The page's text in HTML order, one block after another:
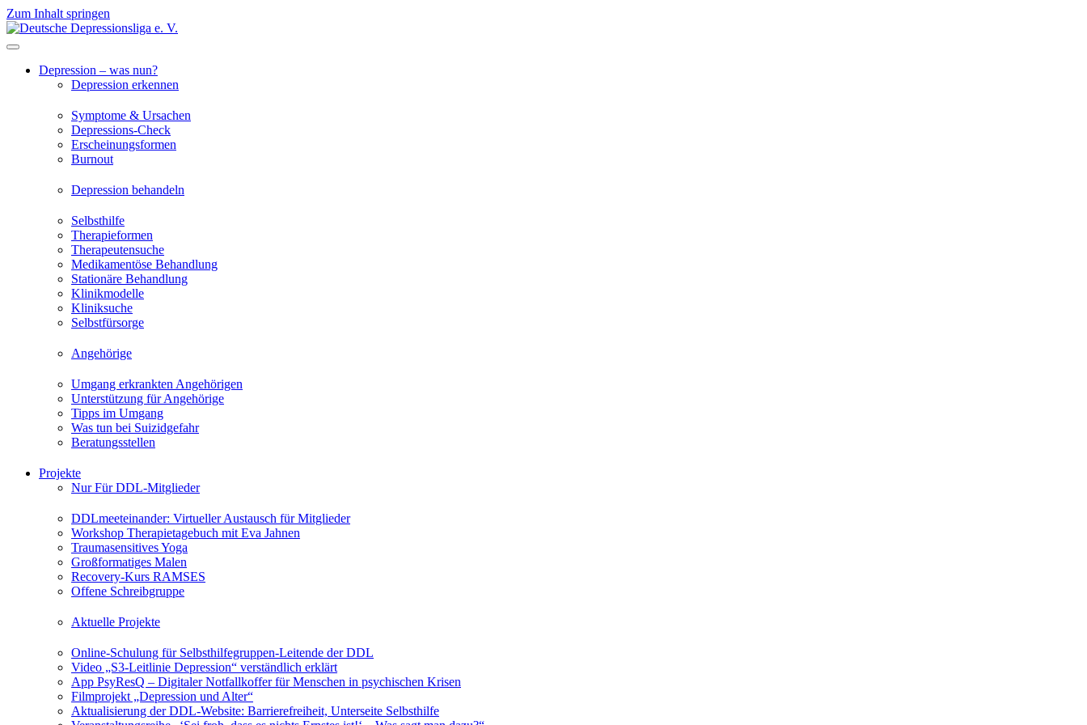
Zum Inhalt springen
Depression – was nun?
Depression erkennen
Symptome & Ursachen
Depressions-Check
Erscheinungsformen
Burnout
Depression behandeln
Selbsthilfe
Therapieformen
Therapeutensuche
Medikamentöse Behandlung
Stationäre Behandlung
Klinikmodelle
Kliniksuche
Selbstfürsorge
Angehörige
Umgang erkrankten Angehörigen
Unterstützung für Angehörige
Tipps im Umgang
Was tun bei Suizidgefahr
Beratungsstellen
Projekte
Nur Für DDL-Mitglieder
DDLmeeteinander: Virtueller Austausch für Mitglieder
Workshop Therapietagebuch mit Eva Jahnen
Traumasensitives Yoga
Großformatiges Malen
Recovery-Kurs RAMSES
Offene Schreibgruppe
Aktuelle Projekte
Online-Schulung für Selbsthilfegruppen-Leitende der DDL
Video „S3-Leitlinie Depression“ verständlich erklärt
App PsyResQ – Digitaler Notfallkoffer für Menschen in psychischen Krisen
Filmprojekt „Depression und Alter“
Aktualisierung der DDL-Website: Barrierefreiheit, Unterseite Selbsthilfe